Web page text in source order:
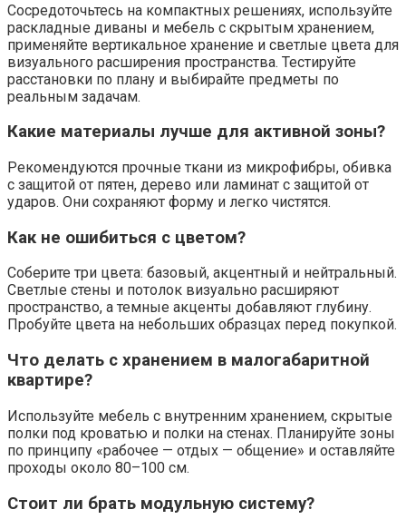
Сосредоточьтесь на компактных решениях, используйте
раскладные диваны и мебель с скрытым хранением,
применяйте вертикальное хранение и светлые цвета для
визуального расширения пространства. Тестируйте
расстановки по плану и выбирайте предметы по
реальным задачам.
Какие материалы лучше для активной зоны?
Рекомендуются прочные ткани из микрофибры, обивка
с защитой от пятен, дерево или ламинат с защитой от
ударов. Они сохраняют форму и легко чистятся.
Как не ошибиться с цветом?
Соберите три цвета: базовый, акцентный и нейтральный.
Светлые стены и потолок визуально расширяют
пространство, а темные акценты добавляют глубину.
Пробуйте цвета на небольших образцах перед покупкой.
Что делать с хранением в малогабаритной
квартире?
Используйте мебель с внутренним хранением, скрытые
полки под кроватью и полки на стенах. Планируйте зоны
по принципу «рабочее — отдых — общение» и оставляйте
проходы около 80–100 см.
Стоит ли брать модульную систему?